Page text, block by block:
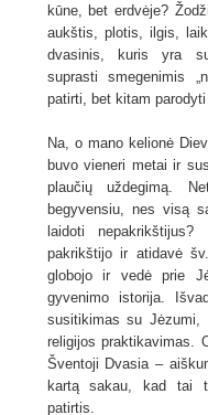
kūne, bet erdvėje?
aukštis, plotis, ilgis,
dvasinis, kuris yra
suprasti smegenimis
patirti, bet kitam
Na, o mano kelionė
buvo vieneri metai ir
plaučių uždegimą.
begyvensiu, nes visą
laidoti
pakrikštijo ir atidavė
globojo ir vedė prie
gyvenimo istorija.
susitikimas su
religijos praktikavimas.
Šventoji Dvasia –
kartą sakau, kad tai
patirtis.